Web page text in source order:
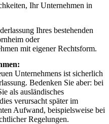
Ihr Unternehmen in
Ihres bestehenden
oder
mit eigener Rechtsform.
Unternehmens ist sicherlich
Bedenken Sie aber: bei
als ausländisches
verursacht später im
Aufwand, beispielsweise bei
Regelungen.